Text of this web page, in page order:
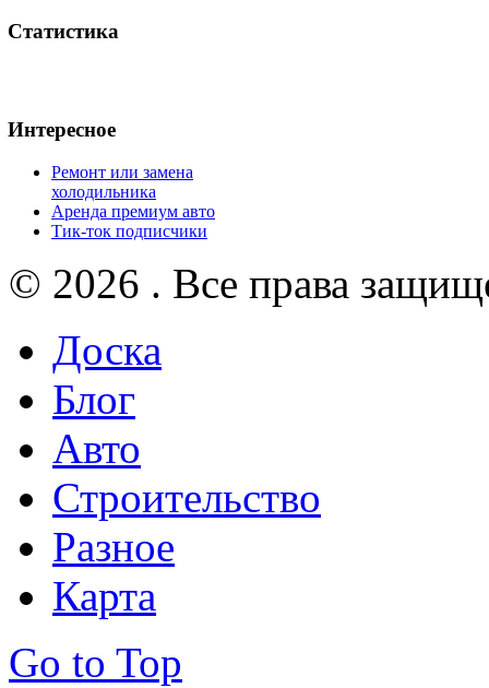
Статистика
Интересное
Ремонт или замена
холодильника
Аренда премиум авто
Тик-ток подписчики
© 2026 . Все права
Доска
Блог
Авто
Строительство
Разное
Карта
Go to Top